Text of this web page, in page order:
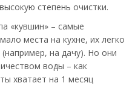
степень очистки.
«кувшин» – самые
места на кухне, их легко
на дачу). Но они
воды – как
хватает на 1 месяц